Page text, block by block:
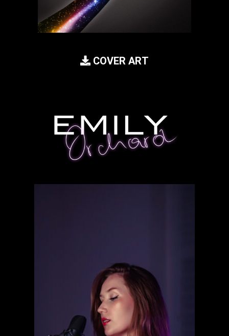
COVER ART